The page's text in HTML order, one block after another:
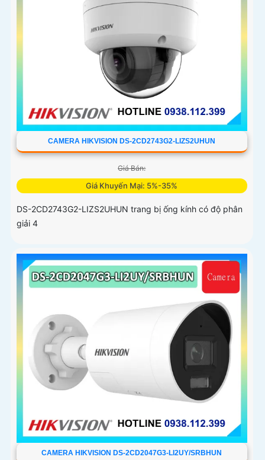
CAMERA HIKVISION DS-2CD2743G2-LIZS2UHUN
Giá Bán:
Giá Khuyến Mại: 5%-35%
DS-2CD2743G2-LIZS2UHUN trang bị ống kính có độ phân
giải 4
CAMERA HIKVISION DS-2CD2047G3-LI2UY/SRBHUN